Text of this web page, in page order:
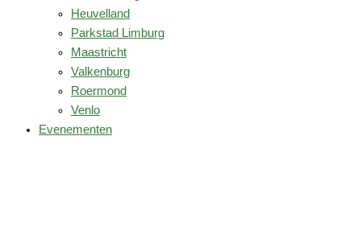
Heuvelland
Parkstad Limburg
Maastricht
Valkenburg
Roermond
Venlo
Evenementen